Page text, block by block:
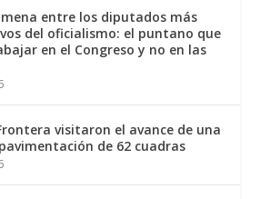
entre los diputados más
del oficialismo: el puntano que
en el Congreso y no en las
visitaron el avance de una
de 62 cuadras